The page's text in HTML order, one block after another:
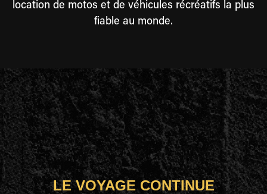
location de motos et de véhicules récréatifs la plus
fiable au monde.
LE VOYAGE CONTINUE